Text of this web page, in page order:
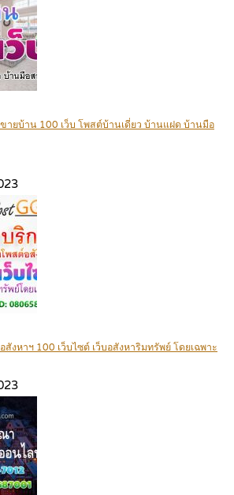
ายบ้าน 100 เว็บ โพสต์บ้านเดี่ยว บ้านแฝด บ้านมือ
งหาฯ 100 เว็บไซต์ เว็บอสังหาริมทรัพย์ โดยเฉพาะ